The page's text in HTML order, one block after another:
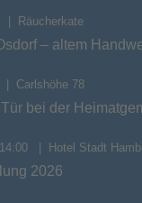
Räucherkate
– altem
Carlshöhe 78
bei der
Hotel Stadt
2026